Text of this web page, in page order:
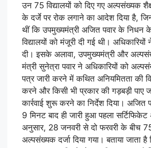
उन 75 विद्यालयों को दिए गए अल्पसंख्यक
के दर्जे पर रोक लगाने का आदेश दिया है,
थीं कि उपमुख्यमंत्री अजित पवार के निधन
विद्यालयों को मंजूरी दी गई थी।
दी। इसके अलावा, उपमुख्यमंत्री और
मंत्री सुनेत्रा पवार ने अधिकारियों को
पत्र जारी करने में कथित अनियमितता की
करने और किसी भी प्रकार की गड़बड़ी पाए
कार्रवाई शुरू करने का निर्देश दिया। अजित
9 मिनट बाद ही जारी हुआ पहला सर्टिफिकेट
अनुसार, 28 जनवरी से दो फरवरी के बीच
अल्पसंख्यक दर्जा दिया गया। बताया जाता है